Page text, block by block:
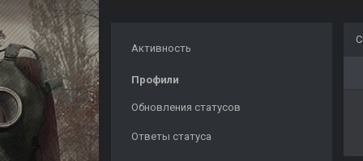
Активность
Профили
Обновления статусов
Ответы статуса